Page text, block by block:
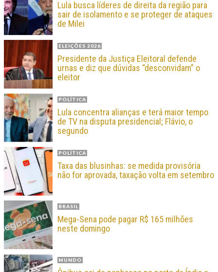
Lula busca líderes de direita da região para
sair de isolamento e se proteger de ataques
de Milei
ELEIÇÕES 2026
Presidente da Justiça Eleitoral defende
urnas e diz que dúvidas “desconvidam” o
eleitor
POLÍTICA
Lula concentra alianças e terá maior tempo
de TV na disputa presidencial; Flávio, o
segundo
POLÍTICA
Taxa das blusinhas: se medida provisória
não for aprovada, taxação volta em setembro
BRASIL
Mega-Sena pode pagar R$ 165 milhões
neste domingo
MUNDO